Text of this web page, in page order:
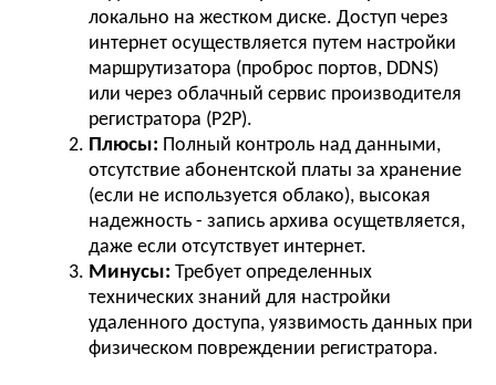
локально на жестком диске. Доступ через
интернет осуществляется путем настройки
маршрутизатора (проброс портов, DDNS)
или через облачный сервис производителя
регистратора (P2P).
Плюсы: Полный контроль над данными,
отсутствие абонентской платы за хранение
(если не используется облако), высокая
надежность - запись архива осущетвляется,
даже если отсутствует интернет.
Минусы: Требует определенных
технических знаний для настройки
удаленного доступа, уязвимость данных при
физическом повреждении регистратора.